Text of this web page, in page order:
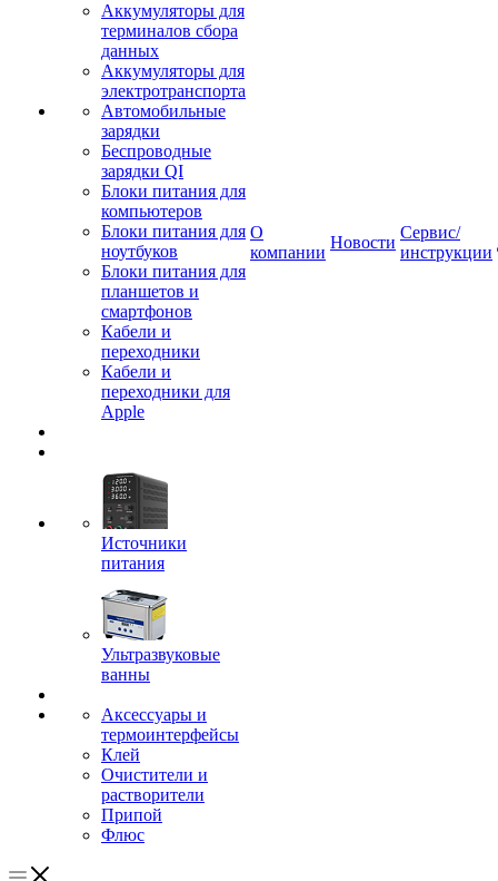
Аккумуляторы для
терминалов сбора
данных
Аккумуляторы для
электротранспорта
Автомобильные
зарядки
Беспроводные
зарядки QI
Блоки питания для
компьютеров
Блоки питания для
ноутбуков
Блоки питания для
планшетов и
смартфонов
Кабели и
переходники
Кабели и
переходники для
Apple
Источники
питания
Ультразвуковые
ванны
Аксессуары и
термоинтерфейсы
Клей
Очистители и
растворители
Припой
Флюс
О
компании
Новости
Сервис/
инструкции